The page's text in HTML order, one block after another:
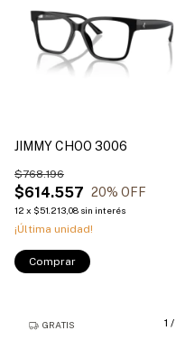
JIMMY CHOO 3006
$614.557
$768.196
20% OFF
12 x $51.213,08 sin interés
¡Última unidad!
Comprar
1 /
GRATIS